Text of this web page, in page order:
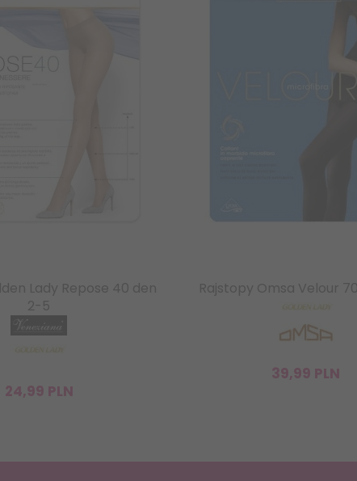
Lady Repose 40 den
2-5
24,99 PLN
Rajstopy Omsa Velour
39,99 PLN